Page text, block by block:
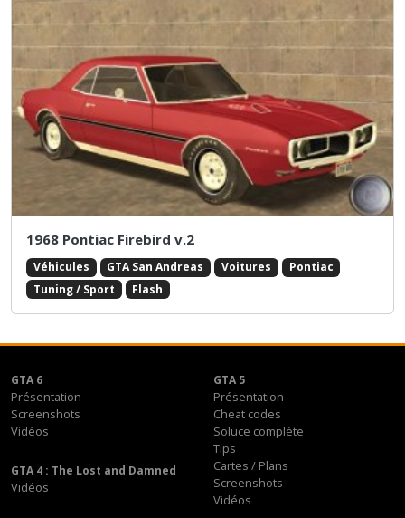
1968 Pontiac Firebird v.2
Véhicules GTA San Andreas Voitures
Pontiac
Tuning / Sport
Flash
GTA 6
Présentation
Screenshots
Vidéos
GTA 5
Présentation
Cheat codes
Soluce complète
Tips
Cartes / Plans
Screenshots
Vidéos
GTA 4 : The Lost and Damned
Vidéos